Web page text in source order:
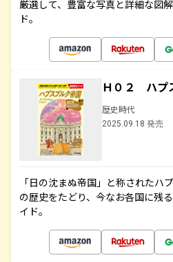
厳選して、豊富な写真と詳細な図
ド。
Ｈ０２ ハプ
歴史時代
2025.09.18 発売
「日の沈まぬ帝国」と称されたハ
の歴史をたどり、今なお各国に残
イド。